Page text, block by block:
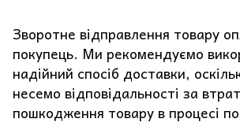
Зворотне відправлення товару
покупець. Ми рекомендуємо
надійний спосіб доставки,
несемо відповідальності за
пошкодження товару в процесі